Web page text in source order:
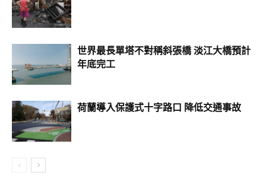
世界最長單塔不對稱斜張橋 淡江大橋預計
年底完工
荷蘭導入保護式十字路口 降低交通事故